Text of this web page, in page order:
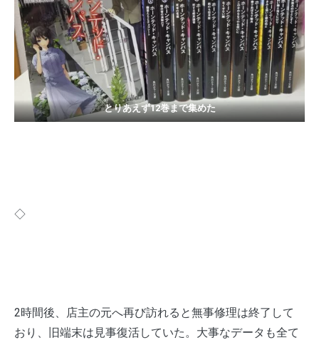
とりあえず12巻まで集めた
◇
2時間後、店主の元へ再び訪れると無事修理は終了して
おり、旧端末は見事復活していた。大事なデータも全て